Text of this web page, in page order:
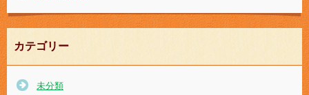
カテゴリー
未分類